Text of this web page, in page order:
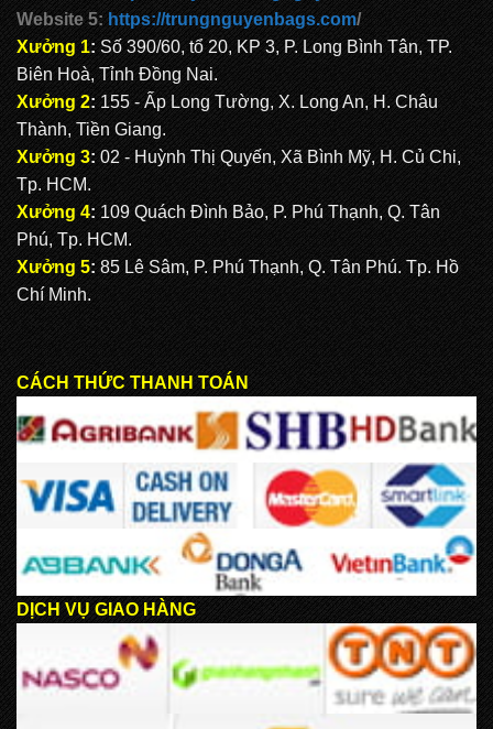
Website 5: https://trungnguyenbags.com/
Xưởng 1: Số 390/60, tổ 20, KP 3, P. Long Bình Tân, TP.
Biên Hoà, Tỉnh Đồng Nai.
Xưởng 2: 155 - Ấp Long Tường, X. Long An, H. Châu
Thành, Tiền Giang.
Xưởng 3: 02 - Huỳnh Thị Quyến, Xã Bình Mỹ, H. Củ Chi,
Tp. HCM.
Xưởng 4: 109 Quách Đình Bảo, P. Phú Thạnh, Q. Tân
Phú, Tp. HCM.
Xưởng 5: 85 Lê Sâm, P. Phú Thạnh, Q. Tân Phú. Tp. Hồ
Chí Minh.
CÁCH THỨC THANH TOÁN
DỊCH VỤ GIAO HÀNG